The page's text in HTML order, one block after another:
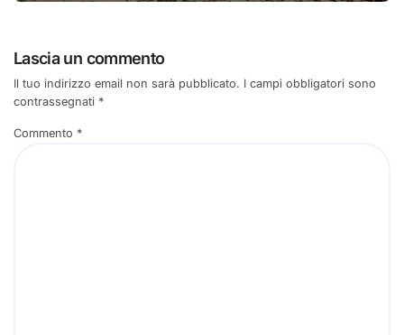
Lascia un commento
Il tuo indirizzo email non sarà pubblicato. I campi obbligatori sono
contrassegnati *
Commento *